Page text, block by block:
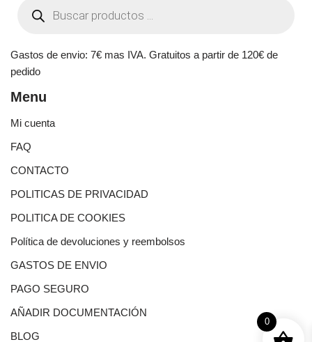
Gastos de envio: 7€ mas IVA. Gratuitos a partir de 120€ de
pedido
Menu
Mi cuenta
FAQ
CONTACTO
POLITICAS DE PRIVACIDAD
POLITICA DE COOKIES
Política de devoluciones y reembolsos
GASTOS DE ENVIO
PAGO SEGURO
AÑADIR DOCUMENTACIÓN
BLOG
0